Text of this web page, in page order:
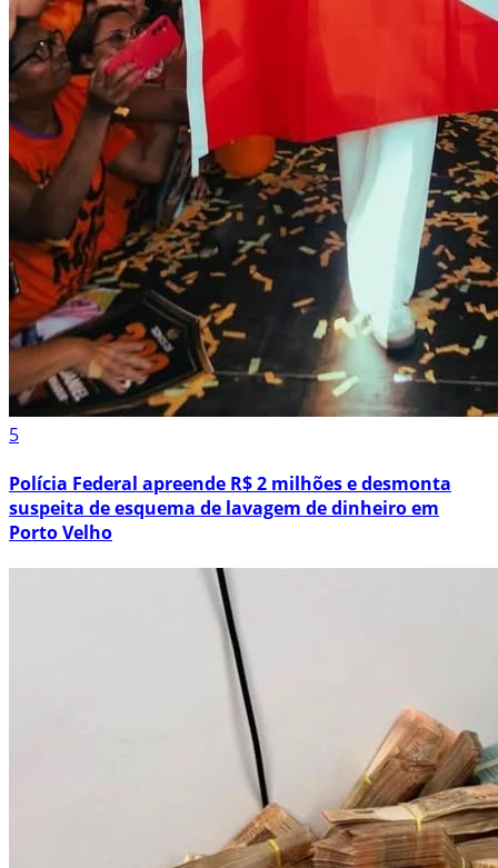
5
Polícia Federal apreende R$ 2 milhões e desmonta
suspeita de esquema de lavagem de dinheiro em
Porto Velho